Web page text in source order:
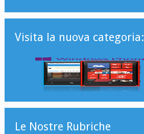
Visita la nuova categoria:
Le Nostre Rubriche